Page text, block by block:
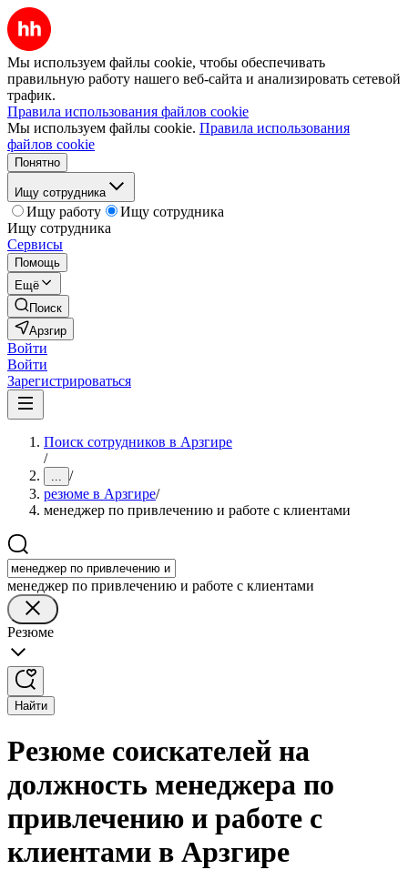
Мы используем файлы cookie, чтобы обеспечивать
правильную работу нашего веб-сайта и анализировать сетевой
трафик.
Правила использования файлов cookie
Мы используем файлы cookie. Правила использования
файлов cookie
Понятно
Ищу сотрудника
Ищу работу
Ищу сотрудника
Ищу сотрудника
Сервисы
Помощь
Ещё
Поиск
Арзгир
Войти
Войти
Зарегистрироваться
Поиск сотрудников в Арзгире
/
... /
резюме в Арзгире/
менеджер по привлечению и работе с клиентами
менеджер по привлечению и работе с клиентами
Резюме
Найти
Резюме соискателей на
должность менеджера по
привлечению и работе с
клиентами в Арзгире